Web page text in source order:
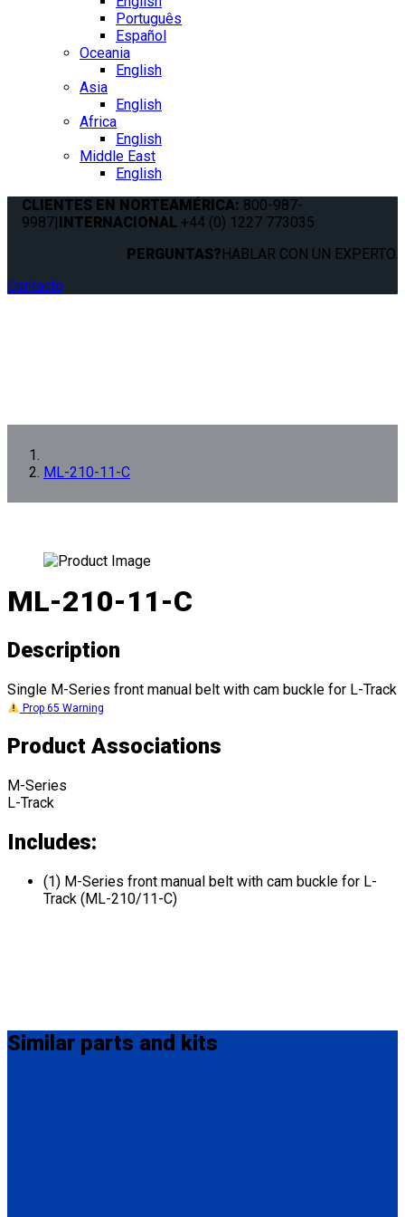
Português
Español
Oceania
English
Asia
English
Africa
English
Middle East
English
CLIENTES EN NORTEAMÉRICA: 800-987-
9987|INTERNACIONAL +44 (0) 1227 773035
PERGUNTAS?HABLAR CON UN EXPERTO.
Contacto
ML-210-11-C
ML-210-11-C
Description
Single M-Series front manual belt with cam buckle for L-Track
Prop 65 Warning
Product Associations
M-Series
L-Track
Includes:
(1) M-Series front manual belt with cam buckle for L-
Track (ML-210/11-C)
Similar parts and kits